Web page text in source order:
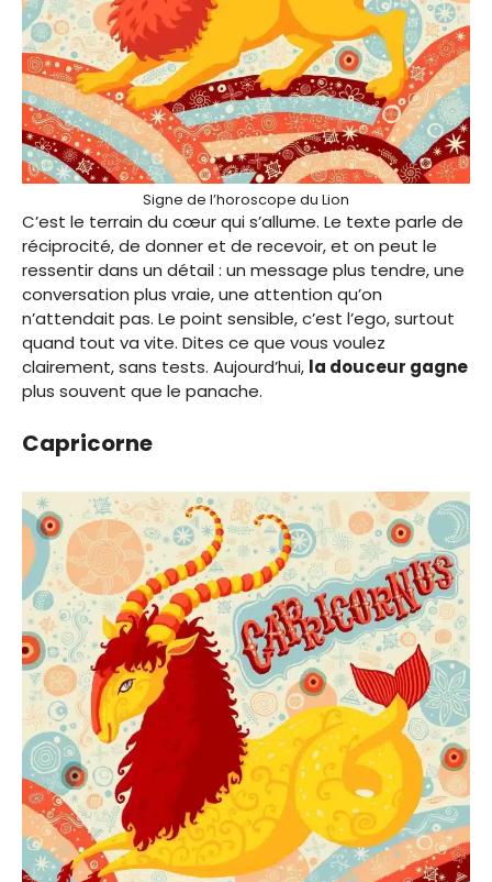
Signe de l’horoscope du Lion
C’est le terrain du cœur qui s’allume. Le texte parle de
réciprocité, de donner et de recevoir, et on peut le
ressentir dans un détail : un message plus tendre, une
conversation plus vraie, une attention qu’on
n’attendait pas. Le point sensible, c’est l’ego, surtout
quand tout va vite. Dites ce que vous voulez
clairement, sans tests. Aujourd’hui, la douceur gagne
plus souvent que le panache.
Capricorne